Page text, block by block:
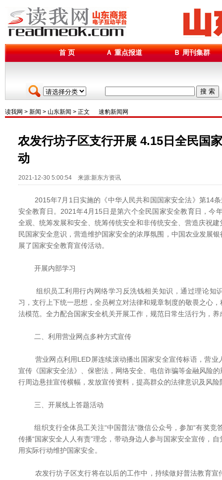
首 页 Ａ 重点报道 Ｂ 周刊集群
搜 索
读我网 > 新闻 > 山东新闻 > 正文 速豹新闻网
农发行坊子区支行开展 4.15日全民国
动
2021-12-30 5:00:54 来源:新东方资讯
2015年7月1日实施的《中华人民共和国国家安全法》第14条
安全教育日。2021年4月15日是第六个全民国家安全教育日，今
全观、统筹发展和安全、统筹传统安全和非传统安全、营造庆祝
民国家安全意识，营造维护国家安全的浓厚氛围，中国农业发展
展了国家安全教育宣传活动。
开展内部学习
组织员工利用行内网络学习反洗钱相关知识，通过理论知
习，支行上下统一思想，全员树立对法律和规章制度的敬畏之心
法模范。全力配合国家安全机关开展工作，规范日常生活行为，
二、利用营业网点多种方式宣传
营业网点利用LED屏连续滚动播出国家安全宣传标语，营业
宣传《国家安全法》、保密法，网络安全、电信诈骗等金融风险
行周边悬挂宣传横幅，发放宣传资料，提高群众的法律意识及风险
三、开展线上答题活动
组织支行全体员工关注“中国普法”微信公众号，参加“有奖竞
传播“国家安全人人有责”理念，带动身边人参与国家安全宣传，
用实际行动维护国家安全。
农发行坊子区支行将在以后的工作中，持续做好普法教育宣